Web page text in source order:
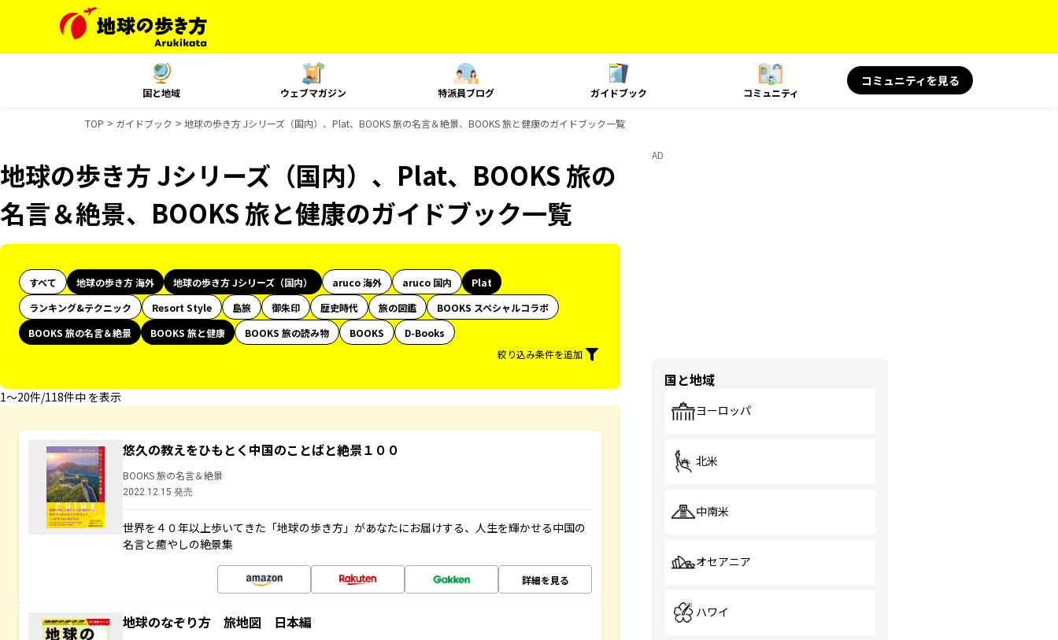
国と地域 ウェブマガジン 特派員ブログ ガイドブック コミュニティ
コミュニティを見る
TOP ガイドブック 地球の歩き方 Jシリーズ（国内）、Plat、BOOKS 旅の名言＆絶景、BOOKS 旅と健康のガイドブック一覧
地球の歩き方 Jシリーズ（国内）、Plat、BOOKS 旅の
名言＆絶景、BOOKS 旅と健康のガイドブック一覧
すべて 地球の歩き方 海外 地球の歩き方 Jシリーズ（国内） aruco 海外 aruco 国内
Plat
ランキング&テクニック
Resort Style 島旅 御朱印 歴史時代 旅の図鑑
BOOKS スペシャルコラボ
BOOKS 旅の名言＆絶景
BOOKS 旅と健康 BOOKS 旅の読み物 BOOKS
D-Books
絞り込み条件を追加
1〜20件/118件中 を表示
悠久の教えをひもとく中国のことばと絶景１００
BOOKS 旅の名言＆絶景
2022.12.15 発売
世界を４０年以上歩いてきた「地球の歩き方」があなたにお届けする、人生を輝かせる中国の
名言と癒やしの絶景集
詳細を見る
地球のなぞり方 旅地図 日本編
AD
国と地域
ヨーロッパ
北米
中南米
オセアニア
ハワイ